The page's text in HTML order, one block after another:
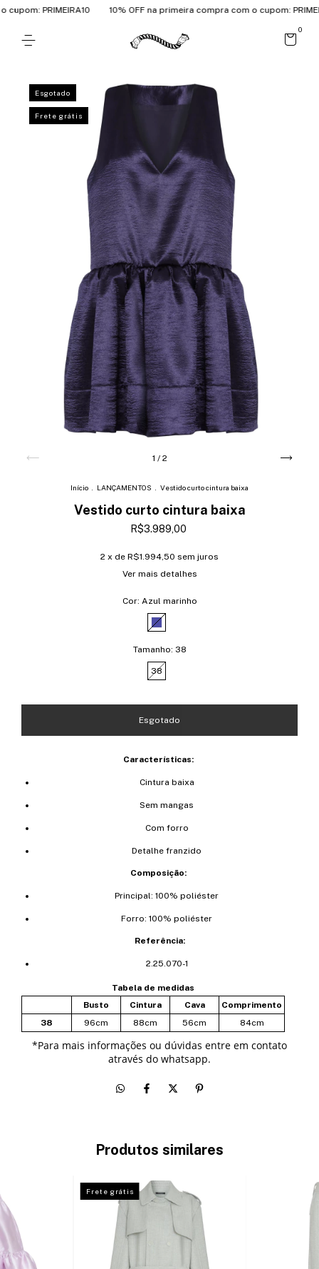
PRIMEIRA10 10% OFF na primeira compra com o cupom:
0
Esgotado
Frete grátis
1 / 2
Início LANÇAMENTOS Vestido curto cintura baixa
Vestido curto cintura baixa
R$3.989,00
2 x de R$1.994,50 sem juros
Ver mais detalhes
Cor: Azul marinho
Tamanho: 38
38
Características:
Cintura baixa
Sem mangas
Com forro
Detalhe franzido
Composição:
Principal: 100% poliéster
Forro: 100% poliéster
Referência:
2.25.070-1
Tabela de medidas
Busto
Cintura Cava
Comprimento
38
96cm 88cm 56cm 84cm
*Para mais informações ou dúvidas entre em contato
através do whatsapp.
Produtos similares
Frete grátis